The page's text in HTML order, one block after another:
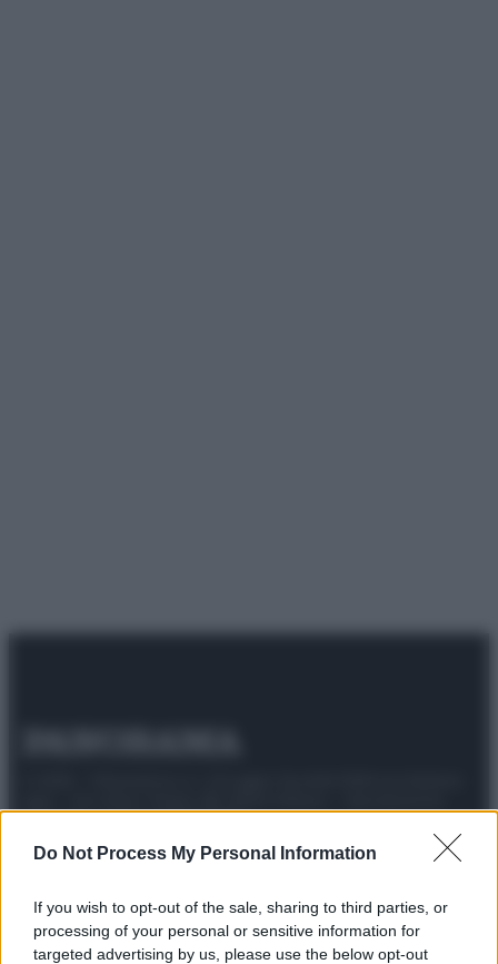
Do Not Process My Personal Information
If you wish to opt-out of the sale, sharing to third parties, or
processing of your personal or sensitive information for
targeted advertising by us, please use the below opt-out
Attualità Lifestyle ModaVideoPodcastAbbonati